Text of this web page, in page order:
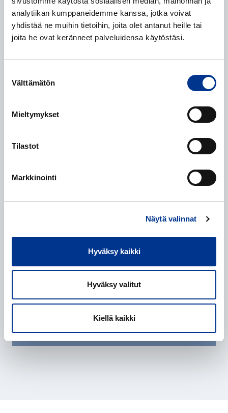
analytiikan kumppaneidemme kanssa, jotka voivat
yhdistää ne muihin tietoihin, joita olet antanut heille tai
joita he ovat keränneet palveluidensa käytöstäsi.
valinta
Välttämätön
Mieltymykset
Tilastot
Markkinointi
Näytä valinnat
Hyväksy kaikki
Hyväksy valitut
Kiellä kaikki
Sähköposti *
Puhelinumero *
Mistä kuulit meistä?
Henkilötietojen käsittely *
Annan suostumuksen henkilötietojeni käsittelyyn
kuvatulla tavalla.